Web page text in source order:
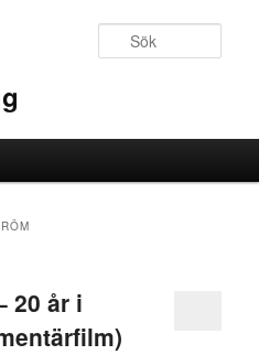
20 år i